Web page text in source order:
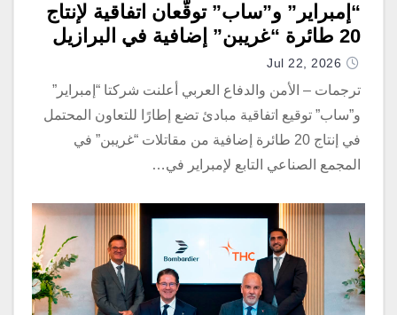
“إمبراير” و”ساب” توقّعان اتفاقية لإنتاج
20 طائرة “غريبن” إضافية في البرازيل
Jul 22, 2026
ترجمات – الأمن والدفاع العربي أعلنت شركتا “إمبراير”
و”ساب” توقيع اتفاقية مبادئ تضع إطارًا للتعاون المحتمل
في إنتاج 20 طائرة إضافية من مقاتلات “غريبن” في
المجمع الصناعي التابع لإمبراير في…